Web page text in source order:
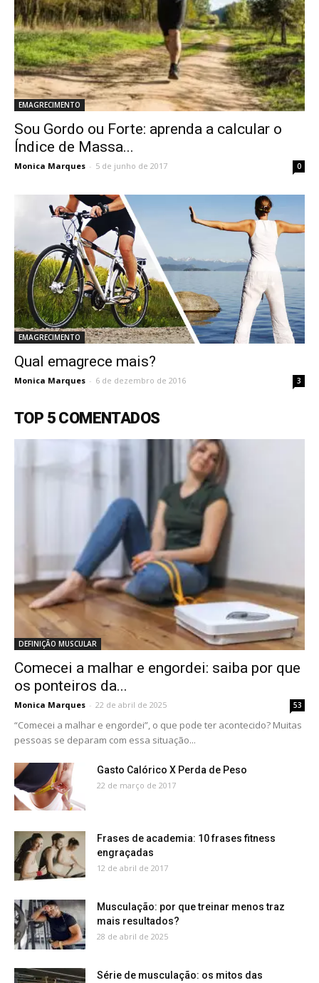
EMAGRECIMENTO
Sou Gordo ou Forte: aprenda a calcular o
Índice de Massa...
Monica Marques - 5 de junho de 2017 0
EMAGRECIMENTO
Qual emagrece mais?
Monica Marques - 6 de dezembro de 2016 3
TOP 5 COMENTADOS
DEFINIÇÃO MUSCULAR
Comecei a malhar e engordei: saiba por que
os ponteiros da...
Monica Marques - 22 de abril de 2025 53
“Comecei a malhar e engordei”, o que pode ter acontecido? Muitas
pessoas se deparam com essa situação...
Gasto Calórico X Perda de Peso
22 de março de 2017
Frases de academia: 10 frases fitness
engraçadas
12 de abril de 2017
Musculação: por que treinar menos traz
mais resultados?
28 de abril de 2025
Série de musculação: os mitos das